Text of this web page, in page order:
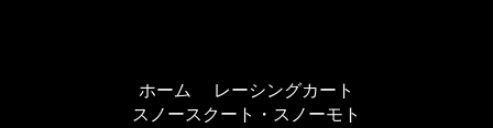
ホーム
レーシングカート
スノースクート・スノーモト